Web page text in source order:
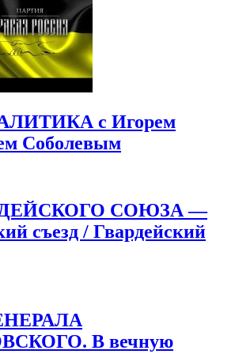
с Игорем
Соболевым
СОЮЗА —
съезд / Гвардейский
В вечную